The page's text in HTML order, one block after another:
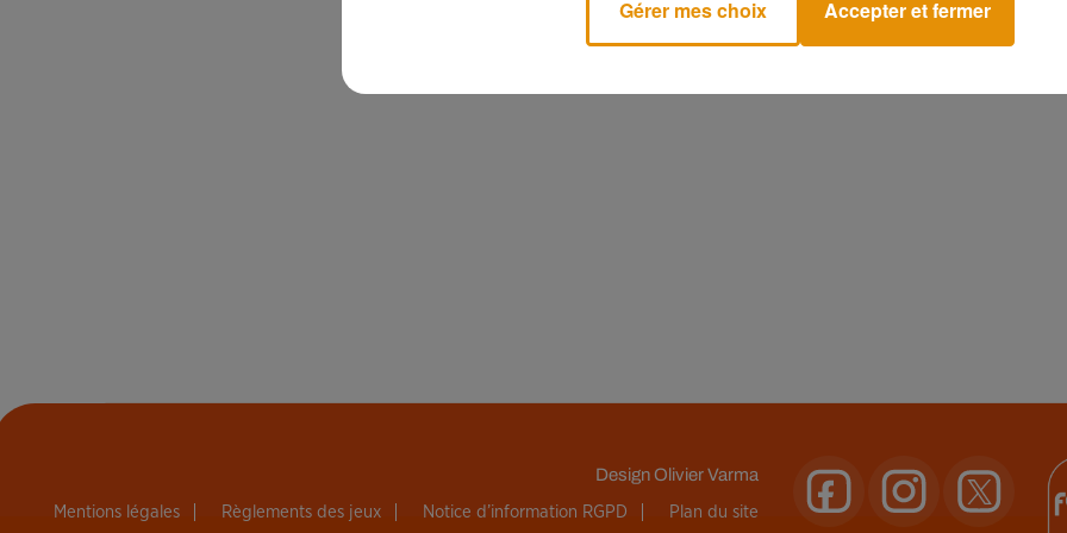
DesignOlivier Varma
Mentions légales Règlements des jeux Notice d’information RGPD Plan du site
Gérer mes choix Accepter et fermer